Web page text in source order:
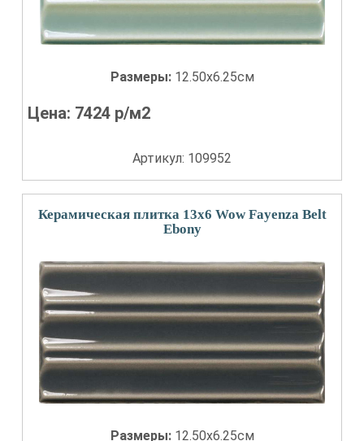
Размеры: 12.50x6.25см
Цена: 7424 р/м2
Артикул: 109952
Керамическая плитка 13x6 Wow Fayenza Belt
Ebony
Размеры: 12.50x6.25см